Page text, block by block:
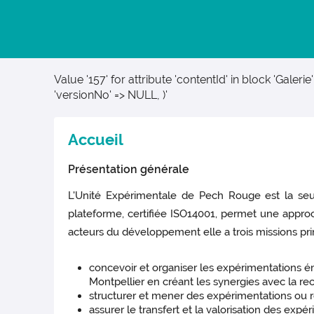
Value '157' for attribute 'contentId' in block
'versionNo' => NULL, )'
Accueil
Présentation générale
L'Unité Expérimentale de Pech Rouge est la
plateforme, certifiée ISO14001, permet une
acteurs du développement elle a trois missions
concevoir et organiser les expérimentations
Montpellier en créant les synergies avec la
structurer et mener des expérimentations ou
assurer le transfert et la valorisation des